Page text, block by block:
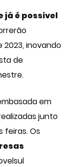
já é possível
2023, inovando
de
em
junto
feiras. Os